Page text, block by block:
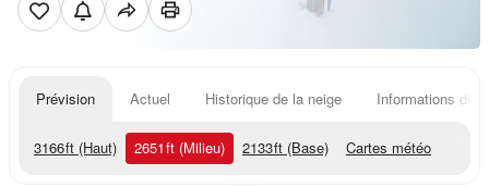
Prévision Actuel Historique de la neige Informations du
3166ft (Haut) 2651ft (Milieu) 2133ft (Base) Cartes météo